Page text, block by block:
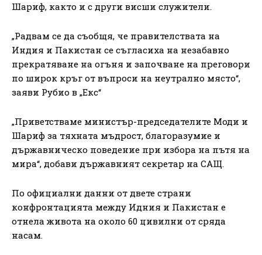
Шариф, както и с други висши служители.
„Радвам се да съобщя, че правителствата на
Индия и Пакистан се съгласиха на незабавно
прекратяване на огъня и започване на преговори
по широк кръг от въпроси на неутрално място“,
заяви Рубио в „Екс“
„Приветстваме министър-председателите Моди и
Шариф за тяхната мъдрост, благоразумие и
държавническо поведение при избора на пътя на
мира“, добави държавният секретар на САЩ.
По официални данни от двете страни
конфронтацията между Идния и Пакистан е
отнела живота на около 60 цивилни от сряда
насам.